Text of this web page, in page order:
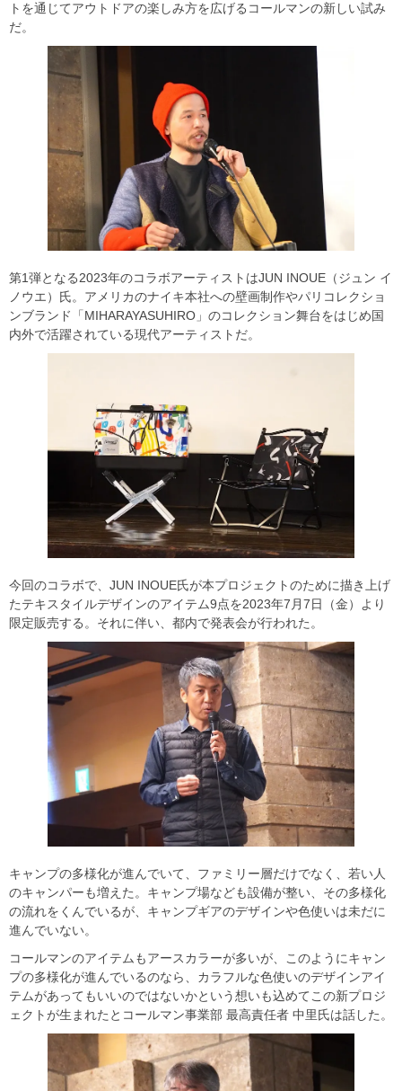
トを通じてアウトドアの楽しみ方を広げるコールマンの新しい試み
だ。
第1弾となる2023年のコラボアーティストはJUN INOUE（ジュン イ
ノウエ）氏。アメリカのナイキ本社への壁画制作やパリコレクショ
ンブランド「MIHARAYASUHIRO」のコレクション舞台をはじめ国
内外で活躍されている現代アーティストだ。
今回のコラボで、JUN INOUE氏が本プロジェクトのために描き上げ
たテキスタイルデザインのアイテム9点を2023年7月7日（金）より
限定販売する。それに伴い、都内で発表会が行われた。
キャンプの多様化が進んでいて、ファミリー層だけでなく、若い人
のキャンパーも増えた。キャンプ場なども設備が整い、その多様化
の流れをくんでいるが、キャンプギアのデザインや色使いは未だに
進んでいない。
コールマンのアイテムもアースカラーが多いが、このようにキャン
プの多様化が進んでいるのなら、カラフルな色使いのデザインアイ
テムがあってもいいのではないかという想いも込めてこの新プロジ
ェクトが生まれたとコールマン事業部 最高責任者 中里氏は話した。